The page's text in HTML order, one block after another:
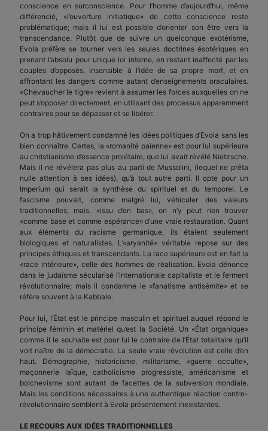
conscience en surconscience. Pour l’homme d’aujourd’hui, même
différencié, «l’ouverture initiatique» de cette conscience reste
problématique; mais il lui est possible d’orienter son être vers la
transcendance. Plutôt que de suivre un quelconque exotérisme,
Evola préfère se tourner vers les seules doctrines ésotériques en
prenant l’absolu pour unique loi interne, en restant inaffecté par les
couples d’opposés, insensible à l’idée de sa propre mort, et en
affrontant les dangers comme autant d’enseignements oraculaires.
«Chevaucher le tigre» revient à assumer les forces auxquelles on ne
peut s’opposer directement, en utilisant des processus apparemment
contraires pour se dépasser et se libérer.
On a trop hâtivement condamné les idées politiques d’Evola sans les
bien connaître. Certes, la «romanité païenne» est pour lui supérieure
au christianisme d’essence prolétaire, que lui avait révélé Nietzsche.
Mais il ne révélera pas plus au parti de Mussolini, (lequel ne prêta
nulle attention à ses idées), qu’à tout autre parti. Il opte pour un
Imperium qui serait la synthèse du spirituel et du temporel. Le
fascisme pouvait, comme malgré lui, véhiculer des valeurs
traditionnelles; mais, «issu d’en bas», on n’y peut rien trouver
«comme base et comme espérance» d’une vraie restauration. Quant
aux éléments du racisme germanique, ils étaient seulement
biologiques et naturalistes. L’«aryanité» véritable repose sur des
principes éthiques et transcendants. La race supérieure est en fait la
«race intérieure», celle des hommes de réalisation. Evola dénonce
dans le judaïsme sécularisé l’internationale capitaliste et le ferment
révolutionnaire; mais il condamne le «fanatisme antisémite» et se
réfère souvent à la Kabbale.
Pour lui, l’État est le principe masculin et spirituel auquel répond le
principe féminin et matériel qu’est la Société. Un «État organique»
comme il le souhaite est pour lui le contraire de l’État totalitaire qu’il
voit naître de la démocratie. La seule vraie révolution est celle d’en
haut. Démographie, historicisme, militarisme, «guerre occulte»,
maçonnerie laïque, catholicisme progressiste, américanisme et
bolchevisme sont autant de facettes de la subversion mondiale.
Mais les conditions nécessaires à une authentique réaction contre-
révolutionnaire semblent à Evola présentement inexistantes.
LE RECOURS AUX IDÉES TRADITIONNELLES